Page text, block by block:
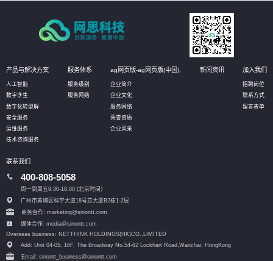
产品与解决方案
人工智能
数字孪生
数字化转型解
安全服务
运维服务
技术咨询服务
服务体系
服务级别
服务网络
ag网页版-ag网页版(中国),
企业简介
企业文化
服务网络
荣誉资质
企业风采
新闻资讯 加入我们
招聘岗位
联系方式
留言表单
联系我们
400-808-5058
周一到周五9:30-18:00 (北京时间）
广州市黄埔区科学大道18号芯大厦B2栋1-2层
商务合作: marketing@sinontt.com
媒体合作: media@sinontt.com
Overseas business: NETTHINK HOLDINGS(HK)CO.,LIMITED
Add: Unit 04-05, 16F, The Broadway No.54-62 Lockhart Road, Wanchai, HongKong
Email: sinontt_business@sinontt.com